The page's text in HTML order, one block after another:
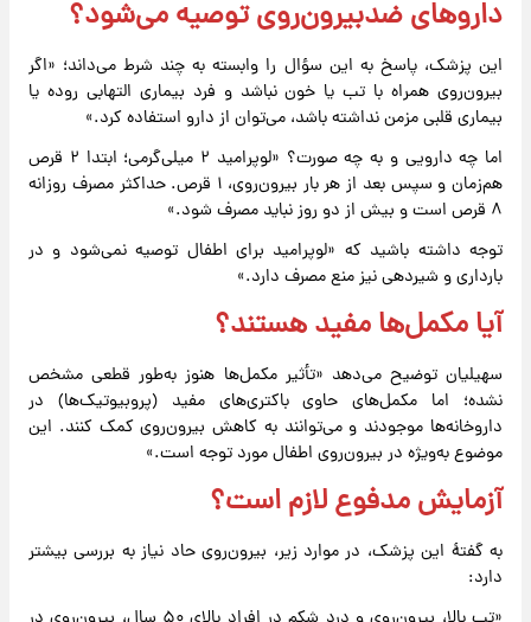
داروهای ضدبیرون‌روی توصیه می‌شود؟
این پزشک، پاسخ به این سؤال را وابسته به چند شرط می‌داند؛ «اگر
بیرون‌روی همراه با تب یا خون نباشد و فرد بیماری التهابی روده یا
بیماری قلبی مزمن نداشته باشد، می‌توان از دارو استفاده کرد.»
اما چه دارویی و به چه صورت؟ «لوپرامید ۲ میلی‌گرمی؛ ابتدا ۲ قرص
هم‌زمان و سپس بعد از هر بار بیرون‌روی، ۱ قرص. حداکثر مصرف روزانه
۸ قرص است و بیش از دو روز نباید مصرف شود.»
توجه داشته باشید که «لوپرامید برای اطفال توصیه نمی‌شود و در
بارداری و شیردهی نیز منع مصرف دارد.»
آیا مکمل‌ها مفید هستند؟
سهیلیان توضیح می‌دهد «تأثیر مکمل‌ها هنوز به‌طور قطعی مشخص
نشده؛ اما مکمل‌های حاوی باکتری‌های مفید (پروبیوتیک‌ها) در
داروخانه‌ها موجودند و می‌توانند به کاهش بیرون‌روی کمک کنند. این
موضوع به‌ویژه در بیرون‌روی اطفال مورد توجه است.»
آزمایش مدفوع لازم است؟
به گفتهٔ این پزشک، در موارد زیر، بیرون‌روی حاد نیاز به بررسی بیشتر
دارد: